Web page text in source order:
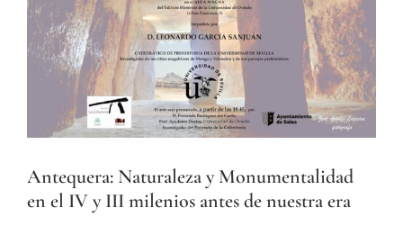
Antequera: Naturaleza y Monumentalidad
en el IV y III milenios antes de nuestra era